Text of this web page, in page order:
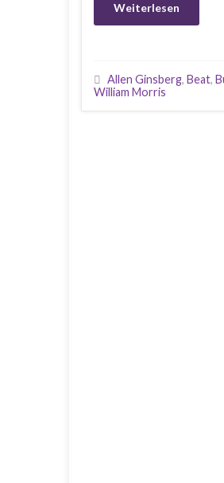
Weiterlesen
Allen Ginsberg, Beat,
William Morris